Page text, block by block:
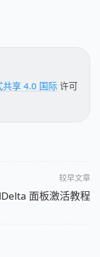
共享 4.0 国际许可
较早文章
面板激活教程